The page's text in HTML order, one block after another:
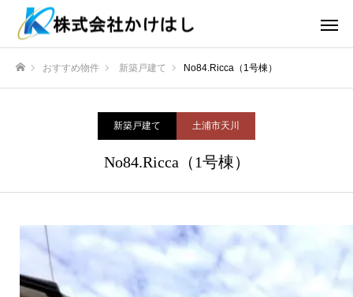
おすすめ物件 新築戸建て No84.Ricca（1号棟）
新築戸建て 土浦市天川
No84.Ricca（1号棟）